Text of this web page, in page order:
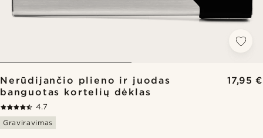
Nerūdijančio plieno ir juodas
banguotas kortelių dėklas
17,95 €
4.7
Graviravimas